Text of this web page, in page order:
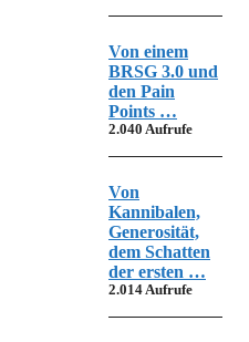
Von einem
BRSG 3.0 und
den Pain
Points …
2.040 Aufrufe
Von
Kannibalen,
Generosität,
dem Schatten
der ersten …
2.014 Aufrufe